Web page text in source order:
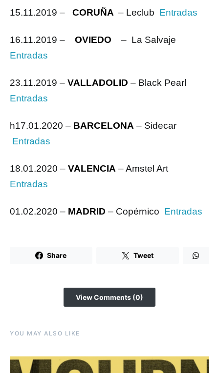
15.11.2019 – CORUÑA – Leclub Entradas
16.11.2019 – OVIEDO – La Salvaje
Entradas
23.11.2019 – VALLADOLID – Black Pearl
Entradas
h17.01.2020 – BARCELONA – Sidecar
Entradas
18.01.2020 – VALENCIA – Amstel Art
Entradas
01.02.2020 – MADRID – Copérnico Entradas
Share Tweet
View Comments (0)
YOU MAY ALSO LIKE